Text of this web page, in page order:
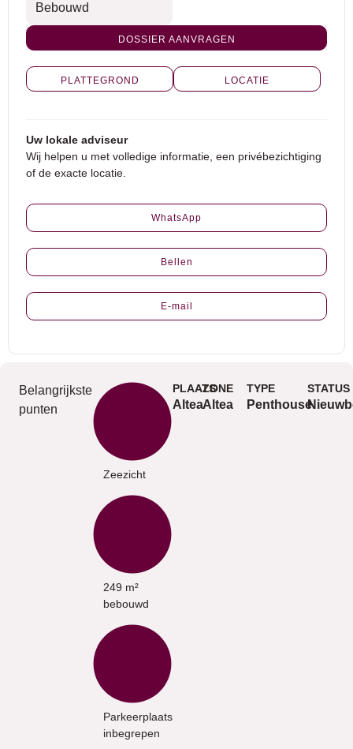
Bebouwd
DOSSIER AANVRAGEN
PLATTEGROND LOCATIE
Uw lokale adviseur
Wij helpen u met volledige informatie, een privébezichtiging
of de exacte locatie.
WhatsApp
Bellen
E-mail
Belangrijkste
punten
Zeezicht
249 m²
bebouwd
Parkeerplaats
inbegrepen
PLAATS
Altea
ZONE
Altea
TYPE
Penthouse
STATUS